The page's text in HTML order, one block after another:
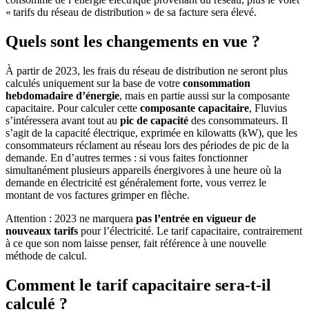
« tarifs du réseau de distribution » de sa facture sera élevé.
Quels sont les changements en vue ?
À partir de 2023, les frais du réseau de distribution ne seront plus
calculés uniquement sur la base de votre consommation
hebdomadaire d’énergie, mais en partie aussi sur la composante
capacitaire. Pour calculer cette composante capacitaire, Fluvius
s’intéressera avant tout au pic de capacité des consommateurs. Il
s’agit de la capacité électrique, exprimée en kilowatts (kW), que les
consommateurs réclament au réseau lors des périodes de pic de la
demande. En d’autres termes : si vous faites fonctionner
simultanément plusieurs appareils énergivores à une heure où la
demande en électricité est généralement forte, vous verrez le
montant de vos factures grimper en flèche.
Attention : 2023 ne marquera pas l’entrée en vigueur de
nouveaux tarifs pour l’électricité. Le tarif capacitaire, contrairement
à ce que son nom laisse penser, fait référence à une nouvelle
méthode de calcul.
Comment le tarif capacitaire sera-t-il
calculé ?